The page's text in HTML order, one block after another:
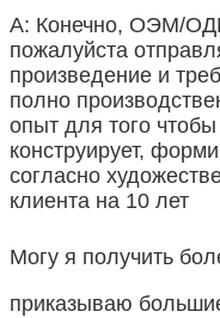
А: Конечно, ОЭМ/
пожалуйста
произведение и
полно
опыт для того
конструирует,
согласно
клиента на 10 лет
Могу я получить
приказываю